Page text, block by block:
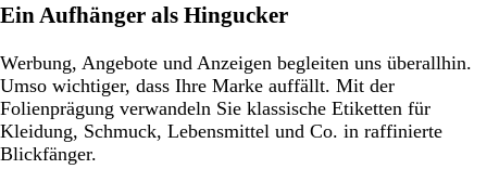
Ein Aufhänger als Hingucker
Werbung, Angebote und Anzeigen begleiten uns überallhin.
Umso wichtiger, dass Ihre Marke auffällt. Mit der
Folienprägung verwandeln Sie klassische Etiketten für
Kleidung, Schmuck, Lebensmittel und Co. in raffinierte
Blickfänger.